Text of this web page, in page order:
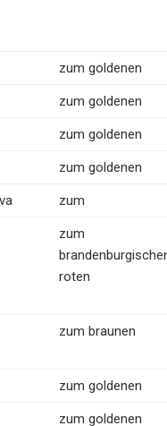
zum goldenen
zum goldenen
zum goldenen
zum goldenen
zum
zum
roten
zum braunen
zum goldenen
zum goldenen